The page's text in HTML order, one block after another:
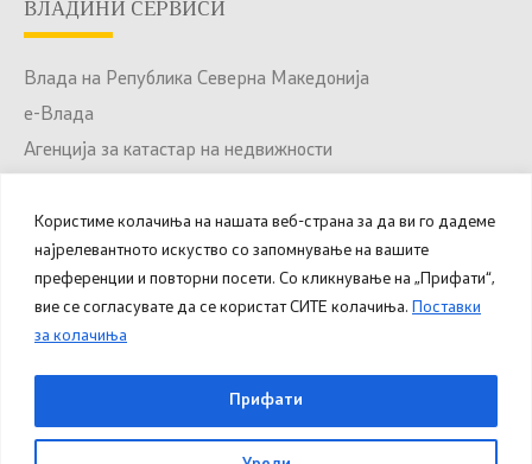
Користиме колачиња на нашата веб-страна за да ви го дадеме
најрелевантното искуство со запомнување на вашите
преференции и повторни посети. Со кликнување на „Прифати“,
вие се согласувате да се користат СИТЕ колачиња. Поставки
за колачиња
Прифати
ВЛАДИНИ СЕРВИСИ
Влада на Република Северна Македонија
е-Влада
Агенција за катастар на недвижности
Портал за отворени податоци
Национален Портал за е-Услуги
© 2025 – 2026 Општина Куманово. Сите права